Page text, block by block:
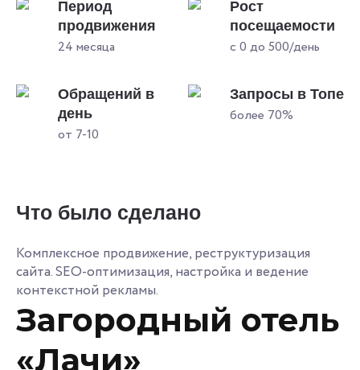
Период
продвижения
24 месяца
Рост
посещаемости
с 0 до 500/день
Обращений в
день
от 7-10
Запросы в Топе
более 70%
Что было сделано
Комплексное продвижение, реструктуризация
сайта. SEO-оптимизация, настройка и ведение
контекстной рекламы.
Загородный отель
«Лачи»